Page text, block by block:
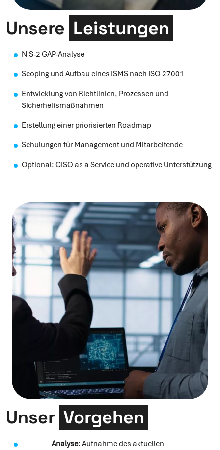
Unsere Leistungen
NIS-2 GAP-Analyse
Scoping und Aufbau eines ISMS nach ISO 27001
Entwicklung von Richtlinien, Prozessen und
Sicherheitsmaßnahmen
Erstellung einer priorisierten Roadmap
Schulungen für Management und Mitarbeitende
Optional: CISO as a Service und operative Unterstützung
Unser Vorgehen
Analyse: Aufnahme des aktuellen